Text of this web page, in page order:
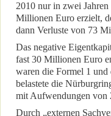
2010 nur in zwei
Millionen Euro erzielt,
dann Verluste von 73
Das negative
fast 30 Millionen Euro
waren die Formel 1
belastete die
mit Aufwendungen von
Durch „externen